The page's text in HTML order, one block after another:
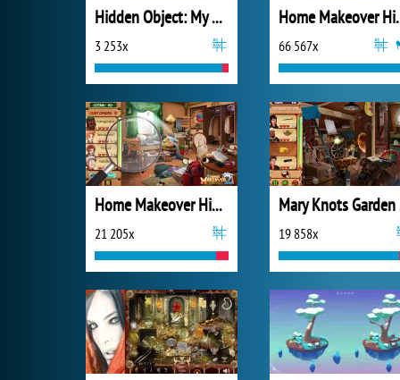
Hidden Object: My Hotel
3 253x
Home
66 567x
Home Makeover Hidden Object 2
21 205x 19 858x